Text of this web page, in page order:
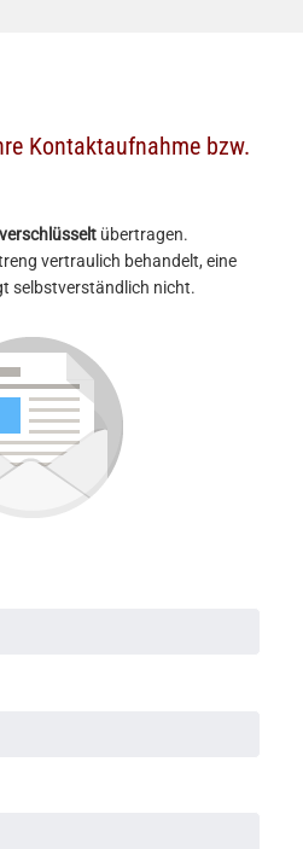
Kontaktaufnahme bzw.
übertragen.
vertraulich behandelt, eine
selbstverständlich nicht.